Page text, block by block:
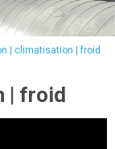
| climatisation | froid
| froid